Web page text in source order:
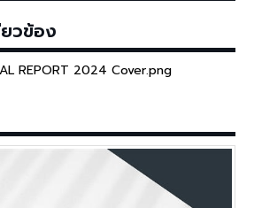
ยวข้อง
REPORT 2024 Cover.png